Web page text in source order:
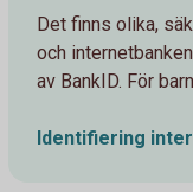
Det finns olika,
och
av BankID. För
Identifiering